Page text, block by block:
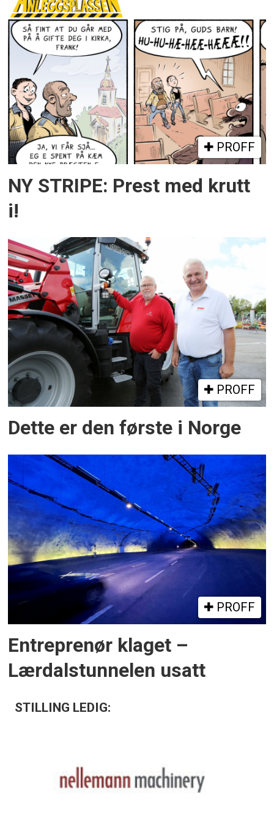
PROFF
NY STRIPE: Prest med krutt
i!
PROFF
Dette er den første i Norge
PROFF
Entreprenør klaget –
Lærdalstunnelen usatt
STILLING LEDIG: